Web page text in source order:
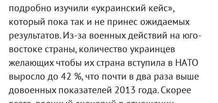
подробно изучили «украинский кейс»,
который пока так и не принес ожидаемых
результатов. Из-за военных действий на юго-
востоке страны, количество украинцев
желающих чтобы их страна вступила в НАТО
выросло до 42 %, что почти в два раза выше
довоенных показателей 2013 года. Скорее